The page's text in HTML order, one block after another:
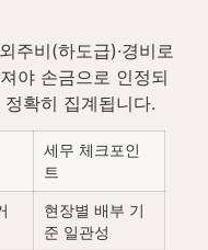
주비(하도급)·경비로
야 손금으로 인정되
확히 집계됩니다.
세무 체크포인
트
현장별 배부 기
준 일관성